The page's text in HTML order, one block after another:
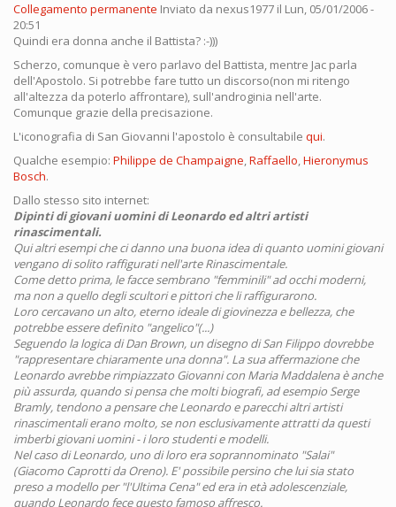
Collegamento permanente Inviato da nexus1977 il Lun, 05/01/2006 -
20:51
Quindi era donna anche il Battista? :-)))
Scherzo, comunque è vero parlavo del Battista, mentre Jac parla
dell'Apostolo. Si potrebbe fare tutto un discorso(non mi ritengo
all'altezza da poterlo affrontare), sull'androginia nell'arte.
Comunque grazie della precisazione.
L'iconografia di San Giovanni l'apostolo è consultabile qui.
Qualche esempio: Philippe de Champaigne,Raffaello,Hieronymus
Bosch.
Dallo stesso sito internet:
Dipinti di giovani uomini di Leonardo ed altri artisti
rinascimentali.
Qui altri esempi che ci danno una buona idea di quanto uomini giovani
vengano di solito raffigurati nell'arte Rinascimentale.
Come detto prima, le facce sembrano "femminili" ad occhi moderni,
ma non a quello degli scultori e pittori che li raffigurarono.
Loro cercavano un alto, eterno ideale di giovinezza e bellezza, che
potrebbe essere definito "angelico"(...)
Seguendo la logica di Dan Brown, un disegno di San Filippo dovrebbe
"rappresentare chiaramente una donna". La sua affermazione che
Leonardo avrebbe rimpiazzato Giovanni con Maria Maddalena è anche
più assurda, quando si pensa che molti biografi, ad esempio Serge
Bramly, tendono a pensare che Leonardo e parecchi altri artisti
rinascimentali erano molto, se non esclusivamente attratti da questi
imberbi giovani uomini - i loro studenti e modelli.
Nel caso di Leonardo, uno di loro era soprannominato "Salai"
(Giacomo Caprotti da Oreno). E' possibile persino che lui sia stato
preso a modello per "l'Ultima Cena" ed era in età adolescenziale,
quando Leonardo fece questo famoso affresco.